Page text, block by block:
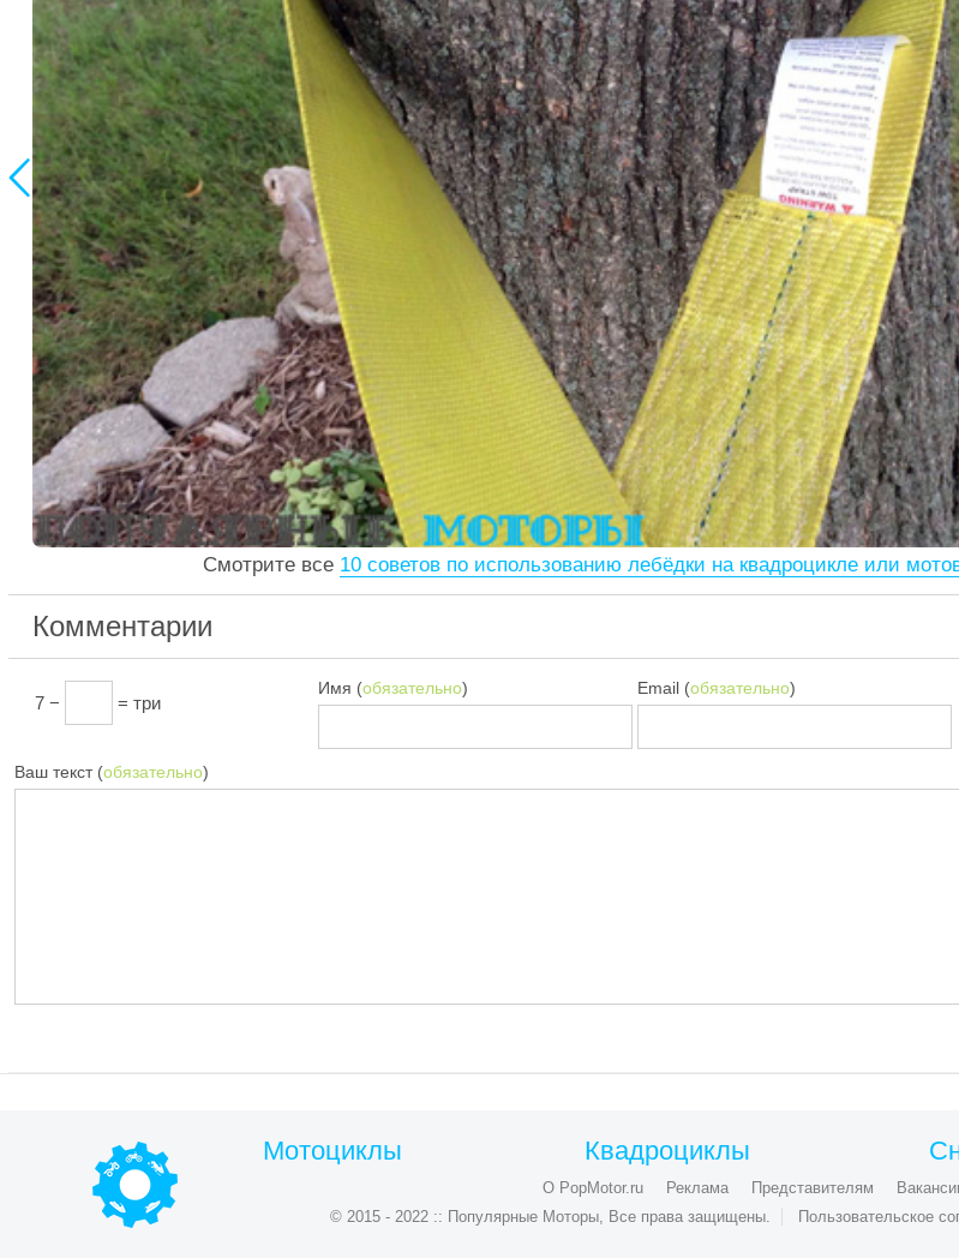

Смотрите все 10 советов по использованию лебёдки на квадроцикле или
Комментарии
Имя (обязательно) Email (обязательно)
7 − = три
Ваш текст (обязательно)
Мотоциклы Квадроциклы
О PopMotor.ru Реклама Представителям
© 2015 - 2022 :: Популярные Моторы, Все права защищены.
Пользовательское